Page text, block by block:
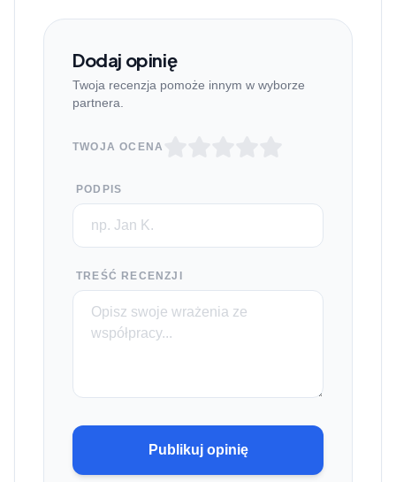
Dodaj opinię
Twoja recenzja pomoże innym w wyborze
partnera.
TWOJA OCENA
PODPIS
TREŚĆ RECENZJI
Publikuj opinię